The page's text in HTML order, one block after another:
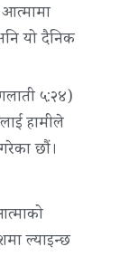
यो दैनिक
५:२४)
हामीले
छौं।
ल्याइन्छ